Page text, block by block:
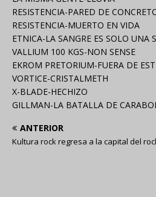
RESISTENCIA-PARED DE
RESISTENCIA-MUERTO EN VIDA
ETNICA-LA SANGRE ES SOLO UNA
VALLIUM 100 KGS-NON SENSE
EKROM PRETORIUM-FUERA DE
VORTICE-CRISTALMETH
X-BLADE-HECHIZO
GILLMAN-LA BATALLA DE
ANTERIOR
Kultura rock regresa a la capital del